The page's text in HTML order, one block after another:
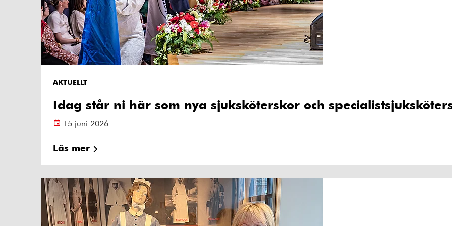
AKTUELLT
Idag står ni här som nya sjuksköterskor och
15 juni 2026
Läs mer